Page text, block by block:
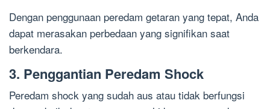
Dengan penggunaan peredam getaran yang tepat, Anda
dapat merasakan perbedaan yang signifikan saat
berkendara.
3. Penggantian Peredam Shock
Peredam shock yang sudah aus atau tidak berfungsi